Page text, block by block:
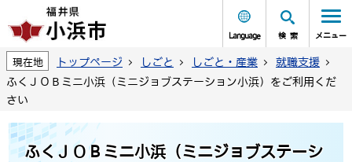
Language 検索 メニュー
現在地 トップページ しごと しごと・産業
就職支援
ふくＪＯＢミニ小浜（ミニジョブステーション小浜）をご利用くだ
さい
ふくＪＯＢミニ小浜（ミニジョブステーシ